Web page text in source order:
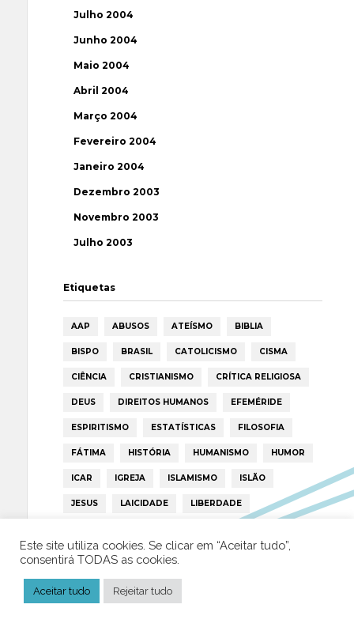
Julho 2004
Junho 2004
Maio 2004
Abril 2004
Março 2004
Fevereiro 2004
Janeiro 2004
Dezembro 2003
Novembro 2003
Julho 2003
Etiquetas
AAP ABUSOS ATEÍSMO BIBLIA
BISPO BRASIL CATOLICISMO CISMA
CIÊNCIA CRISTIANISMO CRÍTICA RELIGIOSA
DEUS DIREITOS HUMANOS EFEMÉRIDE
ESPIRITISMO ESTATÍSTICAS FILOSOFIA
FÁTIMA HISTÓRIA HUMANISMO HUMOR
ICAR IGREJA ISLAMISMO ISLÃO
JESUS LAICIDADE LIBERDADE
MORAL MULHER
PAPA PAPAS PEDOFILIA
PORTUGAL RELIGIÃO
Este site utiliza cookies. Se clicar em “Aceitar tudo”,
consentirá TODAS as cookies.
Aceitar tudo Rejeitar tudo